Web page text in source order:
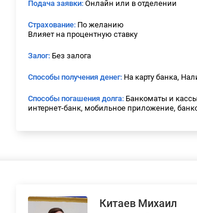
Подача заявки: Онлайн или в отделении
Страхование: По желанию
Влияет на процентную ставку
Залог: Без залога
Способы получения денег: На карту банка,
Способы погашения долга: Банкоматы и
интернет-банк, мобильное приложение,
Китаев Михаил